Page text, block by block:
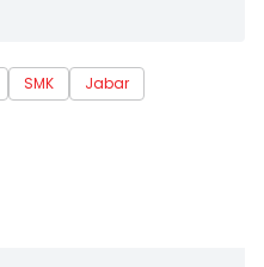
SMK
Jabar